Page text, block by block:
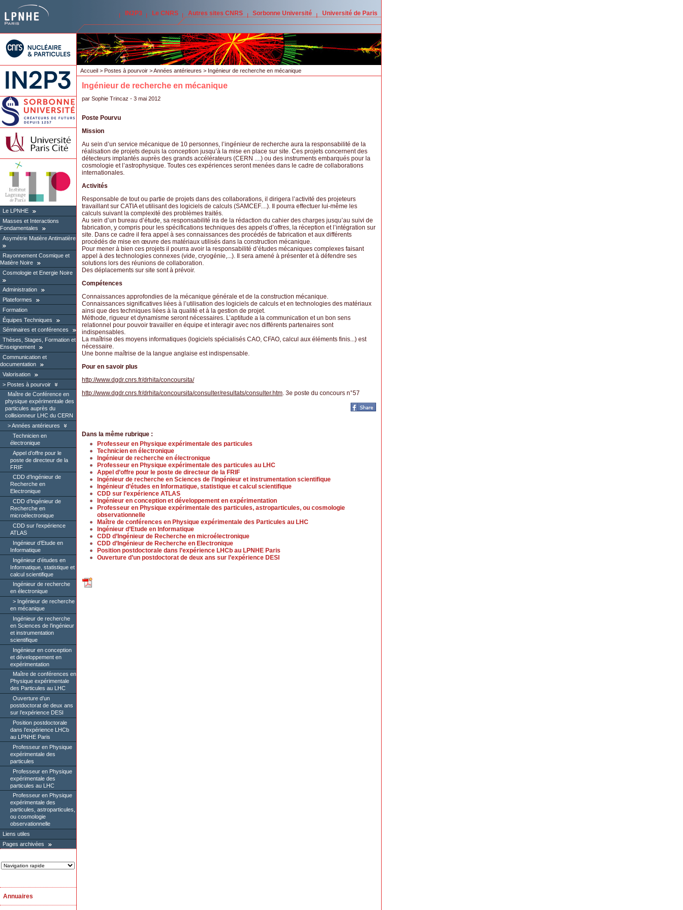
IN2P3 Le CNRS Autres sites CNRS Sorbonne Université Université de Paris
Le LPNHE
Masses et Interactions
Fondamentales
Asymétrie Matière Antimatière
Rayonnement Cosmique et
Matière Noire
Cosmologie et Energie Noire
Administration
Plateformes
Formation
Équipes Techniques
Séminaires et conférences
Thèses, Stages, Formation et
Enseignement
Communication et
documentation
Valorisation
Postes à pourvoir
Maître de Conférence en
physique expérimentale des
particules auprès du
collisionneur LHC du CERN
Années antérieures
Technicien en
électronique
Appel d’offre pour le
poste de directeur de la
FRIF
CDD d’Ingénieur de
Recherche en
Electronique
CDD d’Ingénieur de
Recherche en
microélectronique
CDD sur l’expérience
ATLAS
Ingénieur d’Etude en
Informatique
Ingénieur d’études en
Informatique, statistique et
calcul scientifique
Ingénieur de recherche
en électronique
Ingénieur de recherche
en mécanique
Ingénieur de recherche
en Sciences de l’ingénieur
et instrumentation
scientifique
Ingénieur en conception
et développement en
expérimentation
Maître de conférences en
Physique expérimentale
des Particules au LHC
Ouverture d’un
postdoctorat de deux ans
sur l’expérience DESI
Position postdoctorale
dans l’expérience LHCb
au LPNHE Paris
Professeur en Physique
expérimentale des
particules
Professeur en Physique
expérimentale des
particules au LHC
Professeur en Physique
expérimentale des
particules, astroparticules,
ou cosmologie
observationnelle
Liens utiles
Pages archivées
Annuaires
Accueil > Postes à pourvoir >Années antérieures > Ingénieur de recherche en mécanique
Ingénieur de recherche en mécanique
par Sophie Trincaz - 3 mai 2012
Poste Pourvu
Mission
Au sein d’un service mécanique de 10 personnes, l’ingénieur de recherche aura la responsabilité de la
réalisation de projets depuis la conception jusqu’à la mise en place sur site. Ces projets concernent des
détecteurs implantés auprès des grands accélérateurs (CERN ....) ou des instruments embarqués pour la
cosmologie et l’astrophysique. Toutes ces expériences seront menées dans le cadre de collaborations
internationales.
Activités
Responsable de tout ou partie de projets dans des collaborations, il dirigera l’activité des projeteurs
travaillant sur CATIA et utilisant des logiciels de calculs (SAMCEF....). Il pourra effectuer lui-même les
calculs suivant la complexité des problèmes traités.
Au sein d’un bureau d’étude, sa responsabilité ira de la rédaction du cahier des charges jusqu’au suivi de
fabrication, y compris pour les spécifications techniques des appels d’offres, la réception et l’intégration sur
site. Dans ce cadre il fera appel à ses connaissances des procédés de fabrication et aux différents
procédés de mise en œuvre des matériaux utilisés dans la construction mécanique.
Pour mener à bien ces projets il pourra avoir la responsabilité d’études mécaniques complexes faisant
appel à des technologies connexes (vide, cryogénie,...). Il sera amené à présenter et à défendre ses
solutions lors des réunions de collaboration.
Des déplacements sur site sont à prévoir.
Compétences
Connaissances approfondies de la mécanique générale et de la construction mécanique.
Connaissances significatives liées à l’utilisation des logiciels de calculs et en technologies des matériaux
ainsi que des techniques liées à la qualité et à la gestion de projet.
Méthode, rigueur et dynamisme seront nécessaires. L’aptitude a la communication et un bon sens
relationnel pour pouvoir travailler en équipe et interagir avec nos différents partenaires sont
indispensables.
La maîtrise des moyens informatiques (logiciels spécialisés CAO, CFAO, calcul aux éléments finis...) est
nécessaire.
Une bonne maîtrise de la langue anglaise est indispensable.
Pour en savoir plus
http://www.dgdr.cnrs.fr/drhita/concoursita/
http://www.dgdr.cnrs.fr/drhita/concoursita/consulter/resultats/consulter.htm. 3e poste du concours n°57
Dans la même rubrique :
Professeur en Physique expérimentale des particules
Technicien en électronique
Ingénieur de recherche en électronique
Professeur en Physique expérimentale des particules au LHC
Appel d’offre pour le poste de directeur de la FRIF
Ingénieur de recherche en Sciences de l’ingénieur et instrumentation scientifique
Ingénieur d’études en Informatique, statistique et calcul scientifique
CDD sur l’expérience ATLAS
Ingénieur en conception et développement en expérimentation
Professeur en Physique expérimentale des particules, astroparticules, ou cosmologie
observationnelle
Maître de conférences en Physique expérimentale des Particules au LHC
Ingénieur d’Etude en Informatique
CDD d’Ingénieur de Recherche en microélectronique
CDD d’Ingénieur de Recherche en Electronique
Position postdoctorale dans l’expérience LHCb au LPNHE Paris
Ouverture d’un postdoctorat de deux ans sur l’expérience DESI